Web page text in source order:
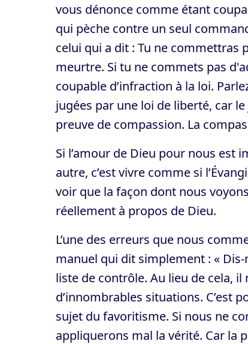
vous dénonce comme étant
qui pèche contre un seul
celui qui a dit : Tu ne commettras
meurtre. Si tu ne commets pas
coupable d’infraction à la loi.
jugées par une loi de liberté, car
preuve de compassion. La
Si l’amour de Dieu pour nous est
autre, c’est vivre comme si
voir que la façon dont nous
réellement à propos de Dieu.
L’une des erreurs que nous
manuel qui dit simplement : «
liste de contrôle. Au lieu de cela,
d’innombrables situations. C’est
sujet du favoritisme. Si nous ne
appliquerons mal la vérité. Car la